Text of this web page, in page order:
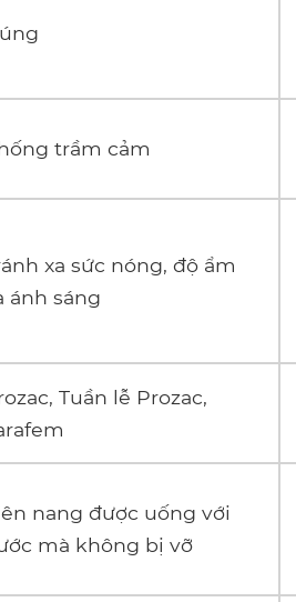
trầm cảm
xa sức nóng, độ ẩm
ánh sáng
Tuần lễ Prozac,
nang được uống với
mà không bị vỡ